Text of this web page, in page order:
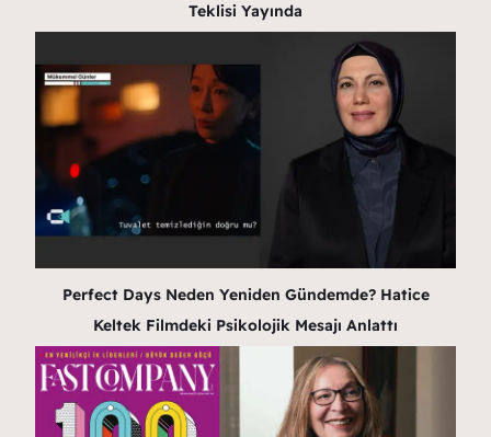
Teklisi Yayında
Perfect Days Neden Yeniden Gündemde? Hatice
Keltek Filmdeki Psikolojik Mesajı Anlattı